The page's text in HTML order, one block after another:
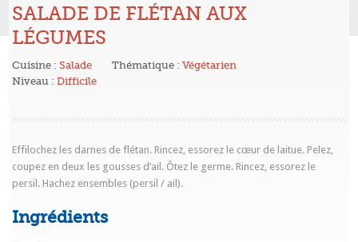
SALADE DE FLÉTAN AUX
LÉGUMES
Cuisine :Salade Thématique :Végétarien
Niveau :Difficile
Effilochez les darnes de flétan. Rincez, essorez le cœur de laitue. Pelez,
coupez en deux les gousses d’ail. Ôtez le germe. Rincez, essorez le
persil. Hachez ensembles (persil / ail).
Ingrédients